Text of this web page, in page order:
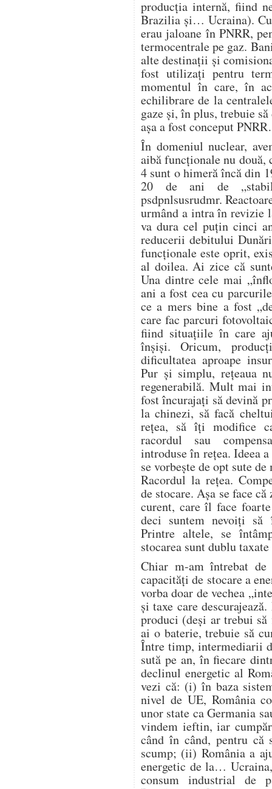
producția internă, fiind
Brazilia și… Ucraina).
erau jaloane în PNRR,
termocentrale pe gaz.
alte destinații și
fost utilizați pentru
momentul în care, în
echilibrare de la
gaze și, în plus, trebuie
așa a fost conceput
În domeniul nuclear,
aibă funcționale nu două,
4 sunt o himeră încă din
20 de ani de
psdpnlsusrudmr.
urmând a intra în revizie
va dura cel puțin cinci
reducerii debitului
funcționale este oprit,
al doilea. Ai zice că
Una dintre cele mai
ani a fost cea cu
ce a mers bine a fost
care fac parcuri
fiind situațiile în care
înșiși. Oricum,
dificultatea aproape
Pur și simplu, rețeaua
regenerabilă. Mult mai
fost încurajați să devină
la chinezi, să facă
rețea, să îți modifice
racordul sau
introduse în rețea. Ideea
se vorbește de opt sute
Racordul la rețea.
de stocare. Așa se face
curent, care îl face
deci suntem nevoiți să
Printre altele, se
stocarea sunt dublu
Chiar m-am întrebat
capacități de stocare a
vorba doar de vechea
și taxe care
produci (deși ar trebui
ai o baterie, trebuie să
Între timp, intermediarii
sută pe an, în fiecare
declinul energetic al
vezi că: (i) în baza
nivel de UE, România
unor state ca Germania
vindem ieftin, iar
când în când, pentru că
scump; (ii) România a
energetic de la…
consum industrial de